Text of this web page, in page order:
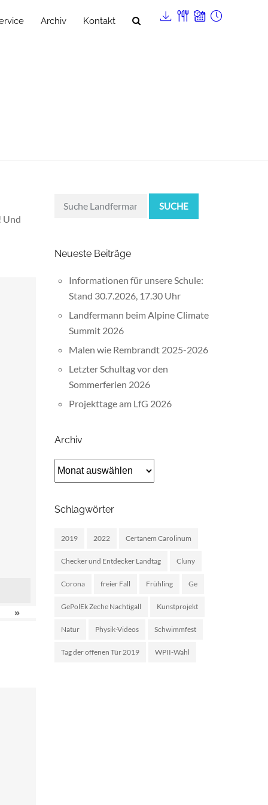
Archiv Kontakt
Und
»
SUCHE
Neueste Beiträge
Informationen für unsere Schule:
Stand 30.7.2026, 17.30 Uhr
Landfermann beim Alpine Climate
Summit 2026
Malen wie Rembrandt 2025-2026
Letzter Schultag vor den
Sommerferien 2026
Projekttage am LfG 2026
Archiv
Archiv
Schlagwörter
2019 2022 Certanem Carolinum
Checker und Entdecker Landtag Cluny
Corona freier Fall Frühling Ge
GePolEk Zeche Nachtigall Kunstprojekt
Natur Physik-Videos Schwimmfest
Tag der offenen Tür 2019 WPII-Wahl